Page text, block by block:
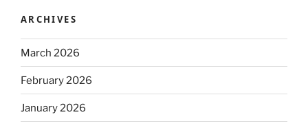
ARCHIVES
March 2026
February 2026
January 2026